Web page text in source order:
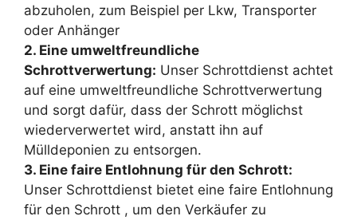
abzuholen, zum Beispiel per Lkw, Transporter
oder Anhänger
2. Eine umweltfreundliche
Schrottverwertung: Unser Schrottdienst achtet
auf eine umweltfreundliche Schrottverwertung
und sorgt dafür, dass der Schrott möglichst
wiederverwertet wird, anstatt ihn auf
Mülldeponien zu entsorgen.
3. Eine faire Entlohnung für den Schrott:
Unser Schrottdienst bietet eine faire Entlohnung
für den Schrott , um den Verkäufer zu